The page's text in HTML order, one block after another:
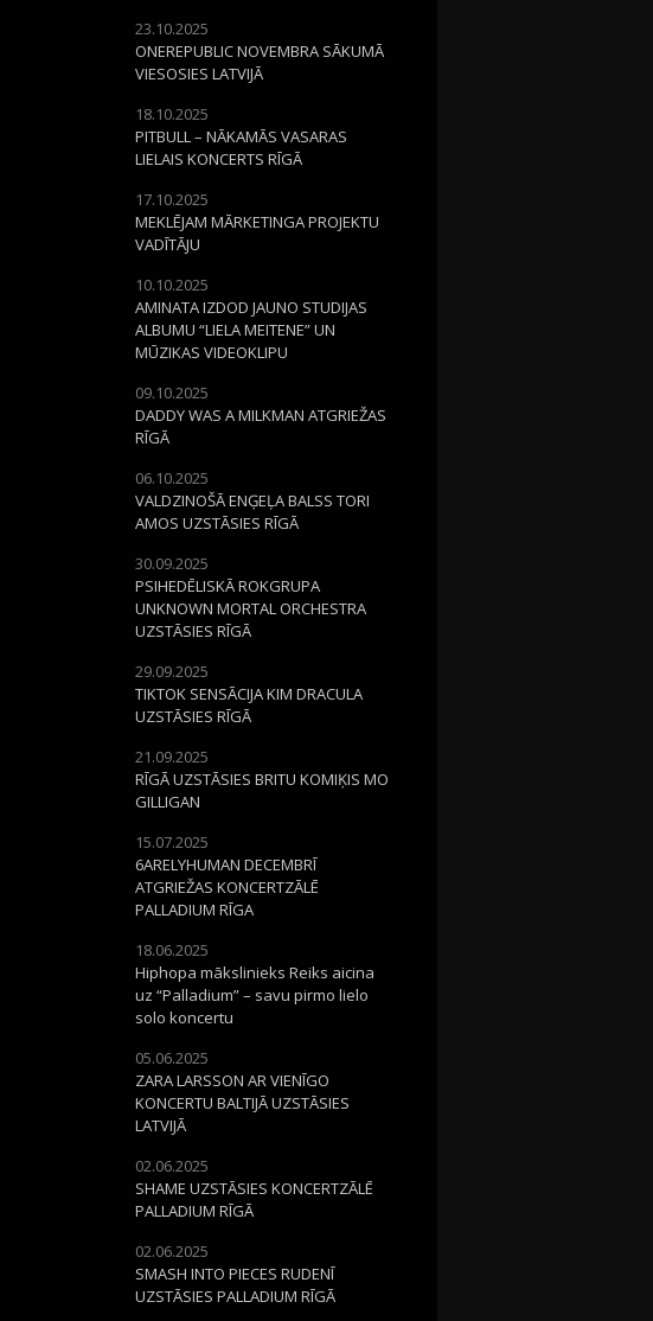
23.10.2025
ONEREPUBLIC NOVEMBRA SĀKUMĀ
VIESOSIES LATVIJĀ
18.10.2025
PITBULL – NĀKAMĀS VASARAS
LIELAIS KONCERTS RĪGĀ
17.10.2025
MEKLĒJAM MĀRKETINGA PROJEKTU
VADĪTĀJU
10.10.2025
AMINATA IZDOD JAUNO STUDIJAS
ALBUMU “LIELA MEITENE” UN
MŪZIKAS VIDEOKLIPU
09.10.2025
DADDY WAS A MILKMAN ATGRIEŽAS
RĪGĀ
06.10.2025
VALDZINOŠĀ ENĢEĻA BALSS TORI
AMOS UZSTĀSIES RĪGĀ
30.09.2025
PSIHEDĒLISKĀ ROKGRUPA
UNKNOWN MORTAL ORCHESTRA
UZSTĀSIES RĪGĀ
29.09.2025
TIKTOK SENSĀCIJA KIM DRACULA
UZSTĀSIES RĪGĀ
21.09.2025
RĪGĀ UZSTĀSIES BRITU KOMIĶIS MO
GILLIGAN
15.07.2025
6ARELYHUMAN DECEMBRĪ
ATGRIEŽAS KONCERTZĀLĒ
PALLADIUM RĪGA
18.06.2025
Hiphopa mākslinieks Reiks aicina
uz “Palladium” – savu pirmo lielo
solo koncertu
05.06.2025
ZARA LARSSON AR VIENĪGO
KONCERTU BALTIJĀ UZSTĀSIES
LATVIJĀ
02.06.2025
SHAME UZSTĀSIES KONCERTZĀLĒ
PALLADIUM RĪGĀ
02.06.2025
SMASH INTO PIECES RUDENĪ
UZSTĀSIES PALLADIUM RĪGĀ